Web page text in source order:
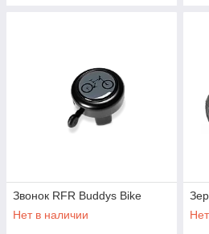
Звонок RFR Buddys Bike
Нет в наличии